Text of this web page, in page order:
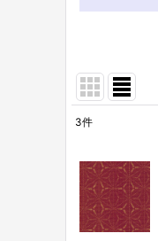
並び順
3件